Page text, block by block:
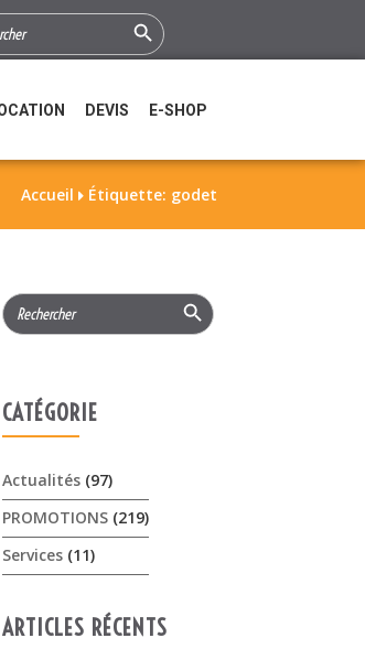
Search Button
DEVIS E-SHOP
Accueil  Étiquette: godet
Search
for:
Search Button
CATÉGORIE
Actualités (97)
PROMOTIONS (219)
Services (11)
ARTICLES RÉCENTS